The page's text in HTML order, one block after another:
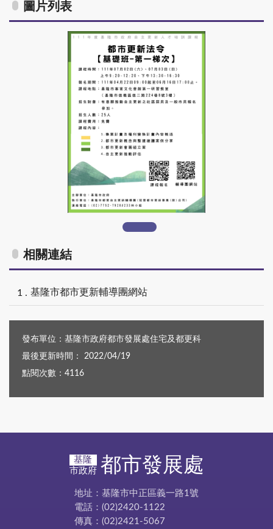
圖片列表
活動文宣
相關連結
基隆市都市更新輔導團網站
發布單位：基隆市政府都市發展處住宅及都更科
最後更新時間： 2022/04/19
點閱次數：4116
基隆
市政府 都市發展處
地址：基隆市中正區義一路1號
電話：(02)2420-1122
傳真：(02)2421-5067